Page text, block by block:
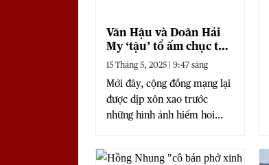
Văn Hậu và Doãn Hải
My ‘tậu’ tổ ấm chục tỷ:
Lộ ảnh chọn nội thất
ngọt ngào
15 Tháng 5, 2025 | 9:47 sáng
Mới đây, cộng đồng mạng lại
được dịp xôn xao trước
những hình ảnh hiếm hoi...